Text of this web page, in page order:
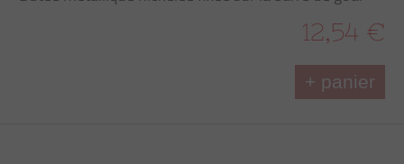
12,54 €
+ panier